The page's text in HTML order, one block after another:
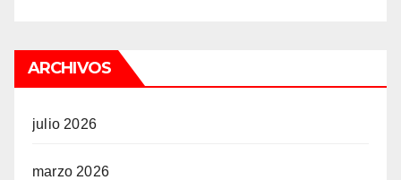
ARCHIVOS
julio 2026
marzo 2026